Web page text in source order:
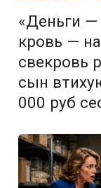
«Деньги —
кровь —
свекровь
сын
000 руб